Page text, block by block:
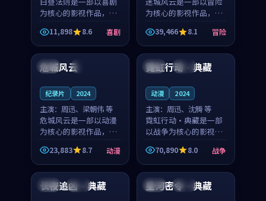
为核心的影视作品，围
绕危机、反转与人物成
长展开，整体节奏紧
凑，值得推荐观看。
11,898 8.6 喜剧
为核心的影视作品，围
绕危机、反转与人物成
长展开，整体节奏紧
凑，值得推荐观看。
39,466 8.1 冒险
中国 4K
危城风云
纪录片 2024
主演： 周迅、梁朝伟 等
危城风云是一部以动漫
为核心的影视作品，围
绕危机、反转与人物成
长展开，整体节奏紧
凑，值得推荐观看。
23,883 8.7 动漫
中国 高分
霓虹行动·典藏
动漫 2024
主演： 周迅、沈腾 等
霓虹行动·典藏是一部
以战争为核心的影视作
品，围绕危机、反转与
人物成长展开，整体节
奏紧凑，值得推荐观
看。
70,890 8.0 战争
中国 高分
长夜追凶·典藏 日本 完结
星河密令·典藏